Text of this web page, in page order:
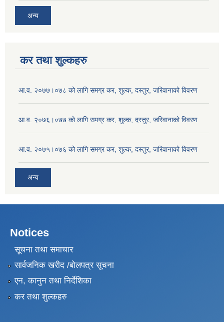
अन्य
कर तथा शुल्कहरु
आ.व. २०७७।०७८ को लागि समग्र कर, शुल्क, दस्तुर, जरिवानाको विवरण
आ.व. २०७६।०७७ को लागि समग्र कर, शुल्क, दस्तुर, जरिवानाको विवरण
आ.व. २०७५।०७६ को लागि समग्र कर, शुल्क, दस्तुर, जरिवानाको विवरण
अन्य
Notices
सूचना तथा समाचार
सार्वजनिक खरीद /बोलपत्र सूचना
एन, कानुन तथा निर्देशिका
कर तथा शुल्कहरु